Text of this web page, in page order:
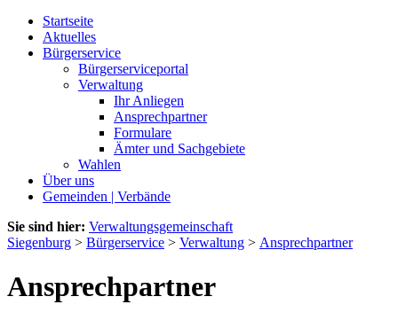
Startseite
Aktuelles
Bürgerservice
Bürgerserviceportal
Verwaltung
Ihr Anliegen
Ansprechpartner
Formulare
Ämter und Sachgebiete
Wahlen
Über uns
Gemeinden | Verbände
Sie sind hier: Verwaltungsgemeinschaft
Siegenburg > Bürgerservice > Verwaltung > Ansprechpartner
Ansprechpartner